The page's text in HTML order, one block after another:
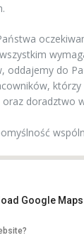
oddajemy do
którzy
doradztwo
013 Szlachcin
Google